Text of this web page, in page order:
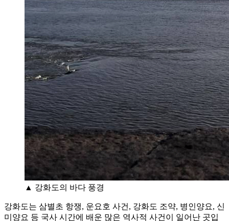
▲ 강화도의 바다 풍경
강화도는 삼별초 항쟁, 운요호 사건, 강화도 조약, 병인양요, 신
미양요 등 국사 시간에 배운 많은 역사적 사건이 일어난 곳입